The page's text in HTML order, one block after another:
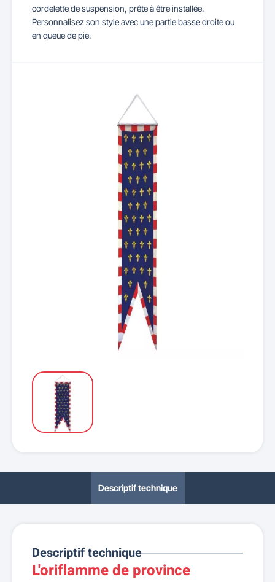
cordelette de suspension, prête à être installée.
Personnalisez son style avec une partie basse droite ou
en queue de pie.
Descriptif technique
Descriptif technique
L'oriflamme de province